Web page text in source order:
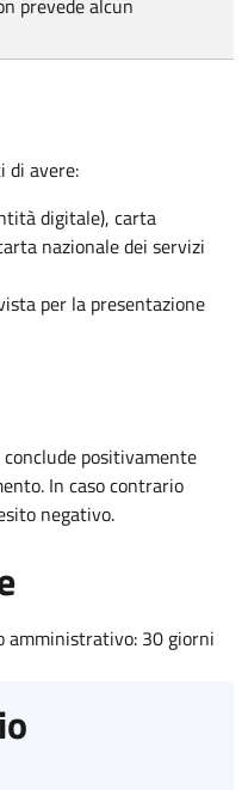
di avere:
digitale), carta
nazionale dei servizi
per la presentazione
positivamente
In caso contrario
negativo.
amministrativo: 30 giorni